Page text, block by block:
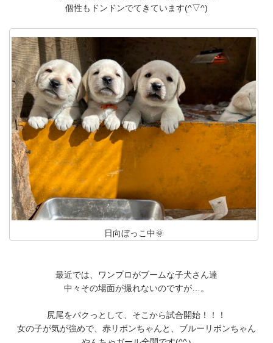
個性もドンドンでてきています(^▽^)
日向ぼっこ中🌞
最近では、ワンプロがブームな子犬さん達
中々その場面が撮れないのですが…。
尻尾をパクっとして、そこから試合開始！！！
女の子が気が強めで、赤リボンちゃんと、ブルーリボンちゃん